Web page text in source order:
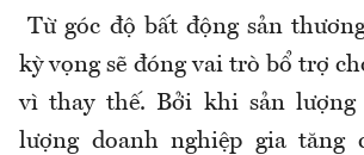
Từ góc độ bất động sản
kỳ vọng sẽ đóng vai trò bổ trợ
vì thay thế. Bởi khi sản
lượng doanh nghiệp gia tăng